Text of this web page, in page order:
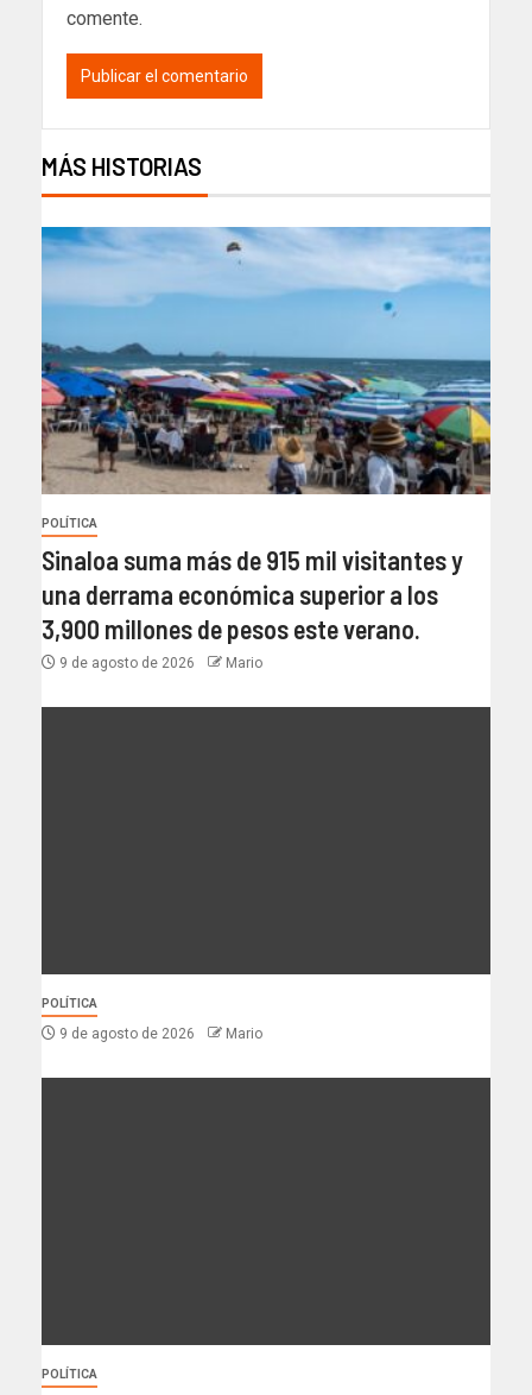
comente.
MÁS HISTORIAS
POLÍTICA
Sinaloa suma más de 915 mil visitantes y
una derrama económica superior a los
3,900 millones de pesos este verano.
9 de agosto de 2026 Mario
POLÍTICA
9 de agosto de 2026 Mario
POLÍTICA